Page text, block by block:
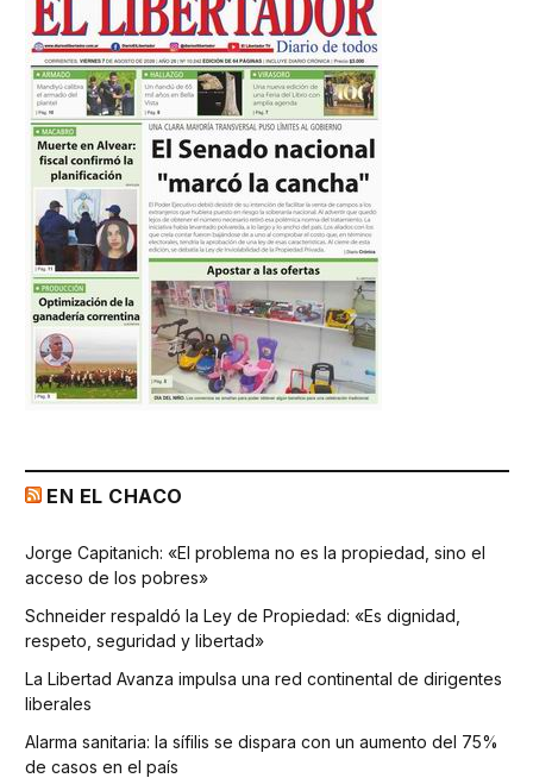
EN EL CHACO
Jorge Capitanich: «El problema no es la propiedad, sino el
acceso de los pobres»
Schneider respaldó la Ley de Propiedad: «Es dignidad,
respeto, seguridad y libertad»
La Libertad Avanza impulsa una red continental de dirigentes
liberales
Alarma sanitaria: la sífilis se dispara con un aumento del 75%
de casos en el país